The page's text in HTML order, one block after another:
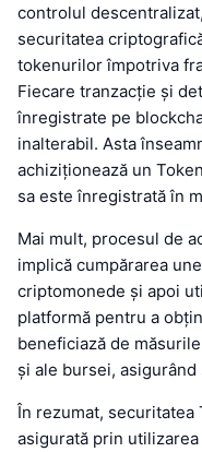
controlul
securitatea
tokenurilor împotriva
Fiecare tranzacție și
înregistrate pe
inalterabil. Asta
achiziționează un
sa este înregistrată în
Mai mult, procesul de
implică cumpărarea
criptomonede și apoi
platformă pentru a
beneficiază de
și ale bursei,
În rezumat, securitatea
asigurată prin